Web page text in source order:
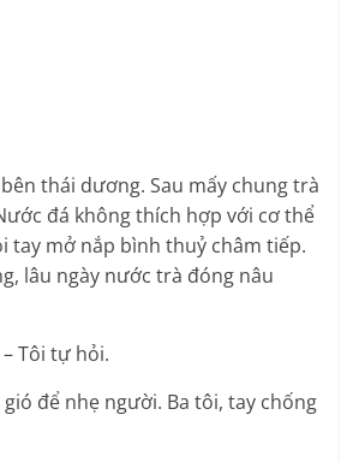
thái dương. Sau mấy chung trà
đá không thích hợp với cơ thể
tay mở nắp bình thuỷ châm tiếp.
lâu ngày nước trà đóng nâu
Tôi tự hỏi.
để nhẹ người. Ba tôi, tay chống